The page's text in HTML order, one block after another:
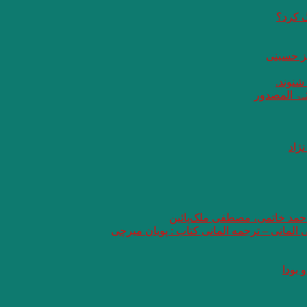
کرد؟
حسینی
شنوند.
المصدور
خاتمی، مصطفی ملک‌پائین
المانی – ترجمه المانی کتاب : پویان میرچی